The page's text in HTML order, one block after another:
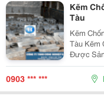
Kẽm
Tàu
Kẽm
Tàu Kẽm Chống Ăn Mòn Là Một Trong Các Sản Phẩm
Được
Tnhh
Nhà
Tín Với...
0903 *** ***